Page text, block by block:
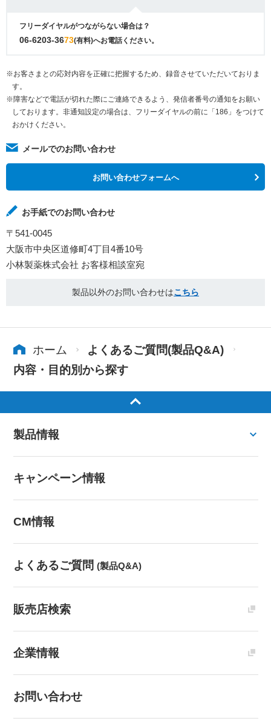
フリーダイヤルがつながらない場合は？
06-6203-3673(有料)へお電話ください。
※お客さまとの応対内容を正確に把握するため、録音させていただいておりま
す。
※障害などで電話が切れた際にご連絡できるよう、発信者番号の通知をお願い
しております。非通知設定の場合は、フリーダイヤルの前に「186」をつけて
おかけください。
メールでのお問い合わせ
お問い合わせフォームへ
お手紙でのお問い合わせ
〒541-0045
大阪市中央区道修町4丁目4番10号
小林製薬株式会社 お客様相談室宛
製品以外のお問い合わせはこちら
ホーム
よくあるご質問(製品Q&A)
内容・目的別から探す
製品情報
キャンペーン情報
CM情報
よくあるご質問 (製品Q&A)
販売店検索
企業情報
お問い合わせ